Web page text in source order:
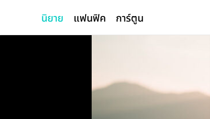
นิยาย แฟนฟิค การ์ตูน